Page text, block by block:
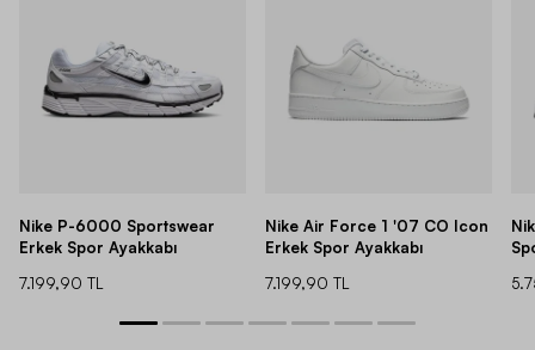
Nike P-6000 Sportswear
Erkek Spor Ayakkabı
7.199,90 TL
Nike Air Force 1 '07 CO Icon
Erkek Spor Ayakkabı
7.199,90 TL